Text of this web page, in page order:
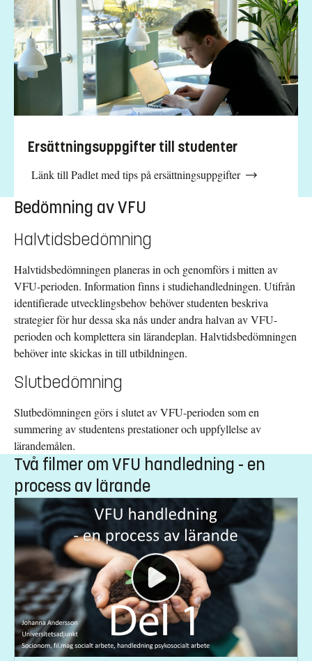
I slutet av oktober
VFU-läraren besöker student och handledare i verksamheten.
Studenten håller i mötet.
I slutet av oktober
Halvtidsbedömning.
Finns problem eller frågetecken kontaktas ansvarig VFU-
lärare. Underlag för halvtidsbedömningen finns på hemsidan.
Möjlighet att träffa andra handledare digitalt och bolla
funderingar och tankar.
2025-11-25
Handledarträff.
Se separat inbjudan för mer information.
Tid: 13:15-16:00 Plats:Zoom
2025-12-18
Sista dagen på VFU-platsen.
2026-01-08 (senast)
Sista dagen för inlämning av underlag för slutbedömning, sänds
in av handledaren. Underlaget finns på hemsidan.
Ersättningsuppgifter till studenter
Länk till Padlet med tips på ersättningsuppgifter
Bedömning av VFU
Halvtidsbedömning
Halvtidsbedömningen planeras in och genomförs i mitten av
VFU-perioden. Information finns i studiehandledningen. Utifrån
identifierade utvecklingsbehov behöver studenten beskriva
strategier för hur dessa ska nås under andra halvan av VFU-
perioden och komplettera sin lärandeplan. Halvtidsbedömningen
behöver inte skickas in till utbildningen.
Slutbedömning
Slutbedömningen görs i slutet av VFU-perioden som en
summering av studentens prestationer och uppfyllelse av
lärandemålen.
Två filmer om VFU handledning - en
process av lärande